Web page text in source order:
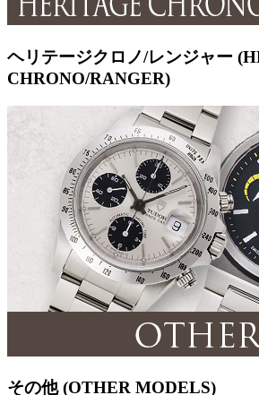
ヘリテージクロノ/レンジャー
CHRONO/RANGER)
その他 (OTHER MODELS)